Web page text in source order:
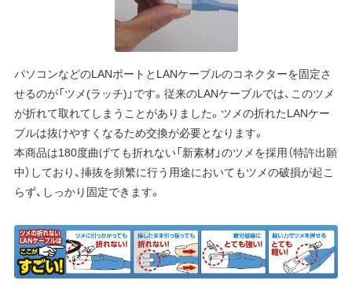
パソコンなどのLANポートとLANケーブルのコネクターを固定さ
せるのが「ツメ(ラッチ)」です。従来のLANケーブルでは、このツメ
が折れて取れてしまうことがありました。ツメの折れたLANケー
ブルは抜けやすくなるため交換が必要となります。
本商品は180度曲げても折れない「新素材」のツメを採用（特許出願
中）しており、挿抜を頻繁に行う用途においてもツメの破損が起こ
らず、しっかり固定できます。